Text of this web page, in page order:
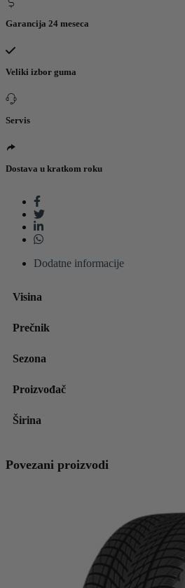
Garancija 24 meseca
Veliki izbor guma
Servis
Dostava u kratkom roku
Dodatne informacije
Visina
Prečnik
Sezona
Proizvođač
Širina
Povezani proizvodi